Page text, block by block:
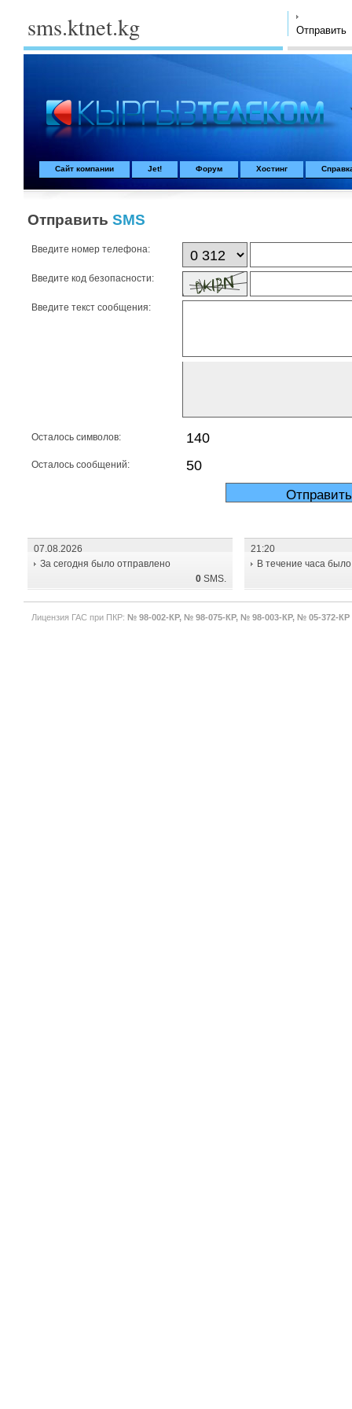
sms.ktnet.kg Отправить
Сайт компании Jet! Форум Хостинг
Отправить SMS
Введите номер телефона:
Введите код безопасности:
Введите текст сообщения:
Осталось символов:
Осталось сообщений:
07.08.2026
За сегодня было отправлено
0 SMS.
21:20
В течение часа
Лицензия ГАС при ПКР: № 98-002-КР, № 98-075-КР, № 98-003-КР, № 05-372-КР